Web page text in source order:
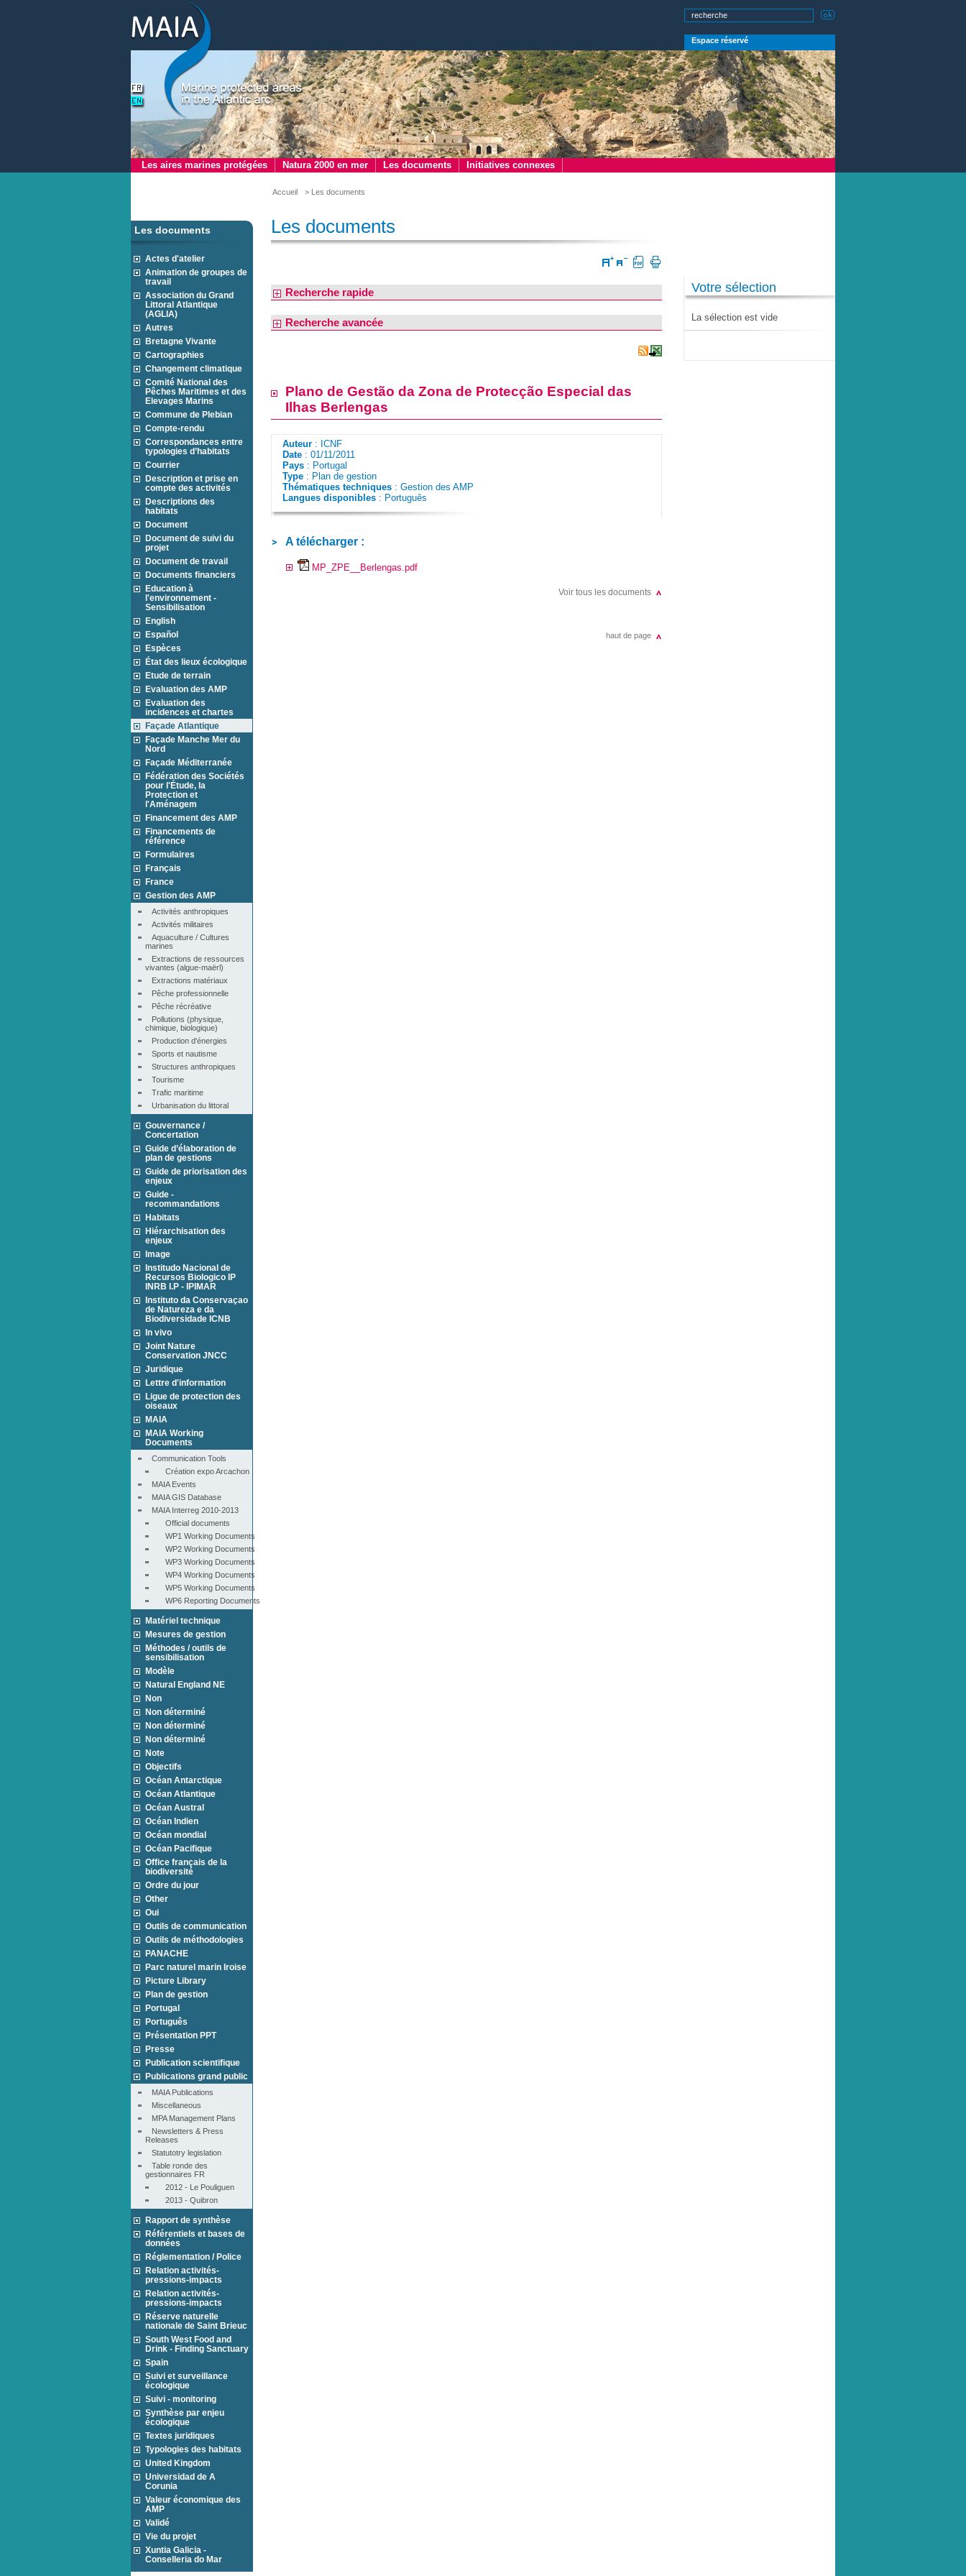
Espace réservé
Les aires marines protégées Natura 2000 en mer Les documents Initiatives connexes
Accueil > Les documents
Les documents
Actes d'atelier
Animation de groupes de
travail
Association du Grand
Littoral Atlantique
(AGLIA)
Autres
Bretagne Vivante
Cartographies
Changement climatique
Comité National des
Pêches Maritimes et des
Elevages Marins
Commune de Plebian
Compte-rendu
Correspondances entre
typologies d’habitats
Courrier
Description et prise en
compte des activités
Descriptions des
habitats
Document
Document de suivi du
projet
Document de travail
Documents financiers
Education à
l'environnement -
Sensibilisation
English
Español
Espèces
État des lieux écologique
Etude de terrain
Evaluation des AMP
Evaluation des
incidences et chartes
Façade Atlantique
Façade Manche Mer du
Nord
Façade Méditerranée
Fédération des Sociétés
pour l'Étude, la
Protection et
l'Aménagem
Financement des AMP
Financements de
référence
Formulaires
Français
France
Gestion des AMP
Activités anthropiques
Activités militaires
Aquaculture / Cultures
marines
Extractions de ressources
vivantes (algue-maërl)
Extractions matériaux
Pêche professionnelle
Pêche récréative
Pollutions (physique,
chimique, biologique)
Production d'énergies
Sports et nautisme
Structures anthropiques
Tourisme
Trafic maritime
Urbanisation du littoral
Gouvernance /
Concertation
Guide d’élaboration de
plan de gestions
Guide de priorisation des
enjeux
Guide -
recommandations
Habitats
Hiérarchisation des
enjeux
Image
Institudo Nacional de
Recursos Biologico IP
INRB I.P - IPIMAR
Instituto da Conservaçao
de Natureza e da
Biodiversidade ICNB
In vivo
Joint Nature
Conservation JNCC
Juridique
Lettre d'information
Ligue de protection des
oiseaux
MAIA
MAIA Working
Documents
Communication Tools
Création expo Arcachon
MAIA Events
MAIA GIS Database
MAIA Interreg 2010-2013
Official documents
WP1 Working Documents
WP2 Working Documents
WP3 Working Documents
WP4 Working Documents
WP5 Working Documents
WP6 Reporting Documents
Matériel technique
Mesures de gestion
Méthodes / outils de
sensibilisation
Modèle
Natural England NE
Non
Non déterminé
Non déterminé
Non déterminé
Note
Objectifs
Océan Antarctique
Océan Atlantique
Océan Austral
Océan Indien
Océan mondial
Océan Pacifique
Office français de la
biodiversité
Ordre du jour
Other
Oui
Outils de communication
Outils de méthodologies
PANACHE
Parc naturel marin Iroise
Picture Library
Plan de gestion
Portugal
Português
Présentation PPT
Presse
Publication scientifique
Publications grand public
MAIA Publications
Miscellaneous
MPA Management Plans
Newsletters & Press
Releases
Statutotry legislation
Table ronde des
gestionnaires FR
2012 - Le Pouliguen
2013 - Quibron
Rapport de synthèse
Référentiels et bases de
données
Réglementation / Police
Relation activités-
pressions-impacts
Relation activités-
pressions-impacts
Réserve naturelle
nationale de Saint Brieuc
South West Food and
Drink - Finding Sanctuary
Spain
Suivi et surveillance
écologique
Suivi - monitoring
Synthèse par enjeu
écologique
Textes juridiques
Typologies des habitats
United Kingdom
Universidad de A
Corunia
Valeur économique des
AMP
Validé
Vie du projet
Xuntia Galicia -
Conselleria do Mar
Votre sélection
La sélection est vide
Les documents
Recherche rapide
Recherche avancée
Plano de Gestão da Zona de Protecção Especial das
Ilhas Berlengas
Auteur : ICNF
Date : 01/11/2011
Pays : Portugal
Type : Plan de gestion
Thématiques techniques : Gestion des AMP
Langues disponibles : Português
A télécharger :
MP_ZPE__Berlengas.pdf
Voir tous les documents
haut de page